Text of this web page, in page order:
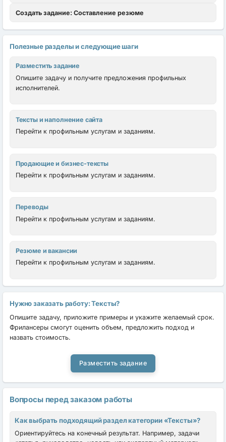
Создать задание: Составление резюме
Полезные разделы и следующие шаги
Разместить задание
Опишите задачу и получите предложения профильных
исполнителей.
Тексты и наполнение сайта
Перейти к профильным услугам и заданиям.
Продающие и бизнес-тексты
Перейти к профильным услугам и заданиям.
Переводы
Перейти к профильным услугам и заданиям.
Резюме и вакансии
Перейти к профильным услугам и заданиям.
Нужно заказать работу: Тексты?
Опишите задачу, приложите примеры и укажите желаемый срок.
Фрилансеры смогут оценить объем, предложить подход и
назвать стоимость.
Разместить задание
Вопросы перед заказом работы
Как выбрать подходящий раздел категории «Тексты»?
Ориентируйтесь на конечный результат. Например, задачи